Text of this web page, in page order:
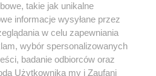
Regulamin
Dystrybucja
Polityka Prywatności
do newslettera
takie jak unikalne
informacje wysyłane przez
w celu zapewniania
wybór spersonalizowanych
badanie odbiorców oraz
Użytkownika my i Zaufani